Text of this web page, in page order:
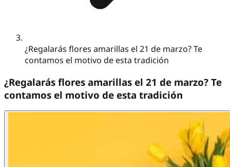
¿Regalarás flores amarillas el 21 de marzo? Te
contamos el motivo de esta tradición
¿Regalarás flores amarillas el 21 de marzo? Te
contamos el motivo de esta tradición